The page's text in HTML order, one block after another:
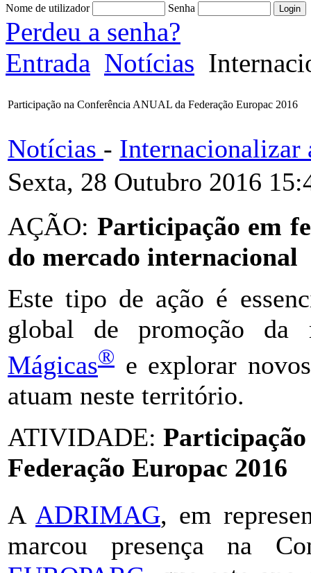
Nome de utilizador Senha
Perdeu a senha?
Entrada Notícias
Participação na Conferência ANUAL da Federação Europac 2016
Notícias - Internacionalizar
Sexta, 28 Outubro 2016
AÇÃO: Participação em
do mercado internacional
Este tipo de ação é
global de promoção
Mágicas® e explorar
atuam neste território.
ATIVIDADE:
Federação Europac 2016
A ADRIMAG, em
marcou presença na